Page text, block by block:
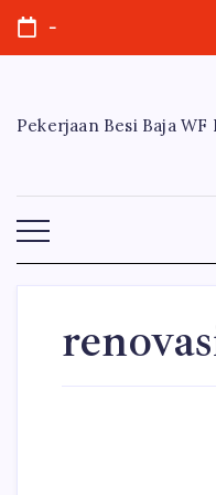
Skip
content
-
Pekerjaan Besi Baja WF